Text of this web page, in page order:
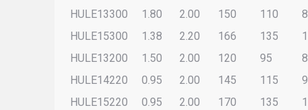
HULE13300
1.80 2.00 150 110
HULE15300
1.38 2.20 166 135
HULE13200
1.50 2.00 120 95
HULE14220
0.95 2.00 145 115
HULE15220
0.95 2.00 170 135